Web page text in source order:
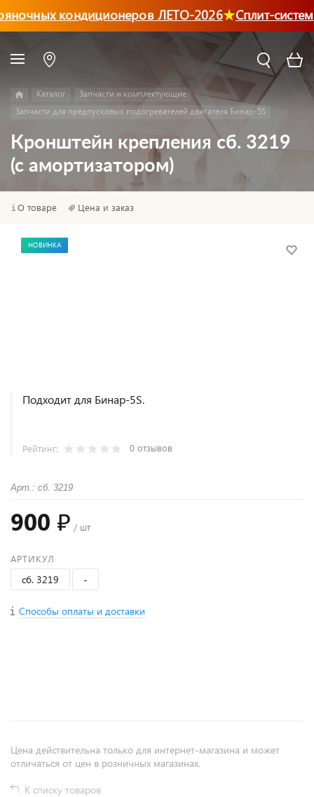
кондиционеров ЛЕТО-2026 Сплит-
Каталог
Запчасти и комплектующие
Запчасти для предпусковых подогревателей двигателя Бинар-5S
Кронштейн крепления сб. 3219
(с амортизатором)
О товаре Цена и заказ
НОВИНКА
Подходит для Бинар-5S.
Рейтинг: 0 отзывов
Арт.: сб. 3219
900 ₽ / шт
АРТИКУЛ
сб. 3219 -
Способы оплаты и доставки
Цена действительна только для интернет-магазина и может
отличаться от цен в розничных магазинах.
К списку товаров